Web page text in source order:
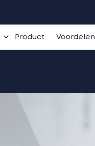
Product Voordelen